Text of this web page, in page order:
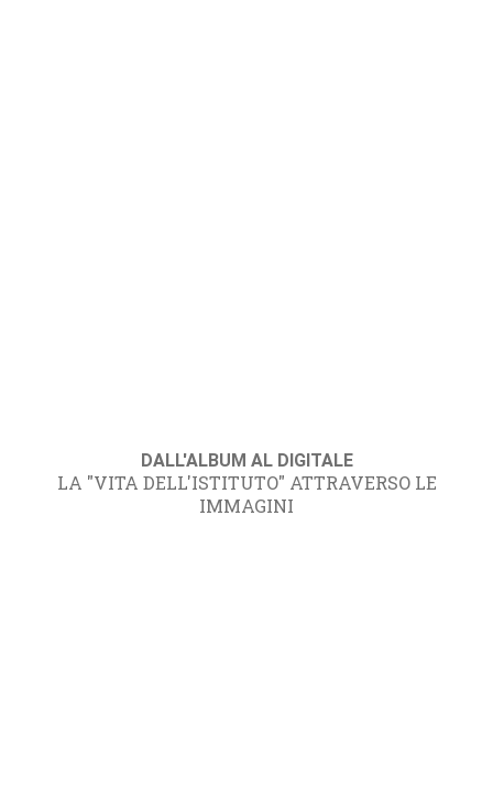
DALL'ALBUM AL DIGITALE
LA "VITA DELL'ISTITUTO" ATTRAVERSO LE
IMMAGINI